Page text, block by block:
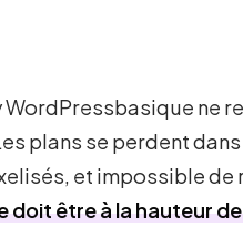
ne
plans se perdent
et impossible
doit être à la hauteur